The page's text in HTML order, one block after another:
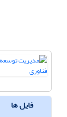
فایل ها